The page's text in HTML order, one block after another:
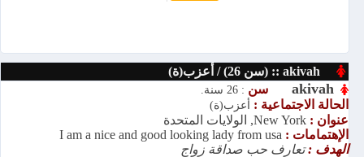
akivah :: (سن 26) / أعزب(ة)
akivah سن : 26 سنة.
الحالة الاجتماعية : أعزب(ة)
عنوان : New York, الولايات المتحدة
الإهتمامات : I am a nice and good looking lady from usa
الهدف :تعارف حب صداقة زواج